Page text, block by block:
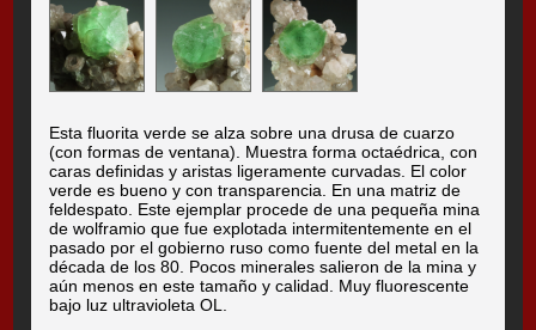
Esta fluorita verde se alza sobre una drusa de cuarzo
(con formas de ventana). Muestra forma octaédrica, con
caras definidas y aristas ligeramente curvadas. El color
verde es bueno y con transparencia. En una matriz de
feldespato. Este ejemplar procede de una pequeña mina
de wolframio que fue explotada intermitentemente en el
pasado por el gobierno ruso como fuente del metal en la
década de los 80. Pocos minerales salieron de la mina y
aún menos en este tamaño y calidad. Muy fluorescente
bajo luz ultravioleta OL.